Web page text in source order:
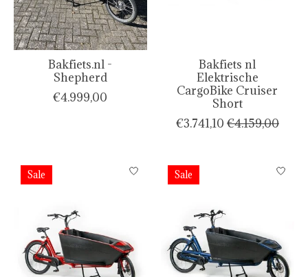
Bakfiets.nl -
Shepherd
€4.999,00
Bakfiets nl
Elektrische
CargoBike Cruiser
Short
€3.741,10 €4.159,00
Sale Sale